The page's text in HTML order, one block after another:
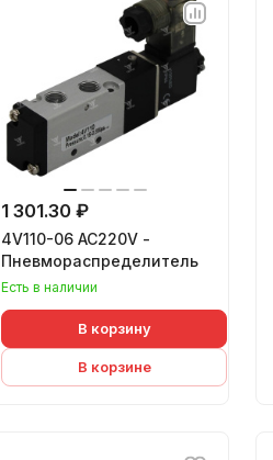
1 301.30 ₽
4V110-06 AC220V -
Пневмораспределитель
Есть в наличии
В корзину
В корзине